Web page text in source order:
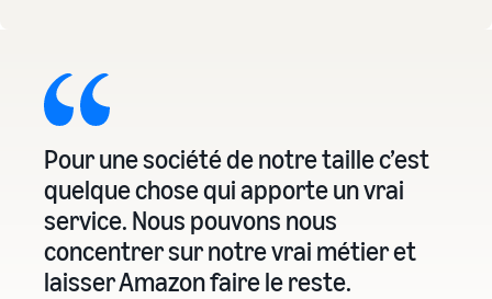
Pour une société de notre taille c’est
quelque chose qui apporte un vrai
service. Nous pouvons nous
concentrer sur notre vrai métier et
laisser Amazon faire le reste.